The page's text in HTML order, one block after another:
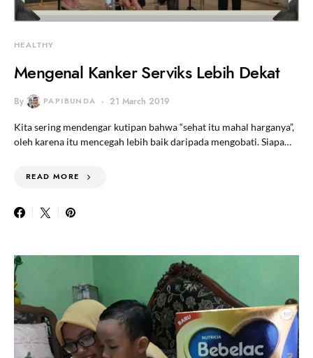
HEALTHY
Mengenal Kanker Serviks Lebih Dekat
By PAPIBUNDA 21 March 2019
Kita sering mendengar kutipan bahwa “sehat itu mahal harganya”,
oleh karena itu mencegah lebih baik daripada mengobati. Siapa…
READ MORE